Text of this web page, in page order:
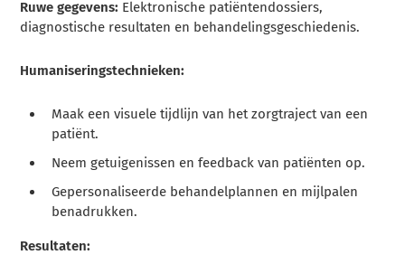
Ruwe gegevens: Elektronische patiëntendossiers,
diagnostische resultaten en behandelingsgeschiedenis.
Humaniseringstechnieken:
Maak een visuele tijdlijn van het zorgtraject van een
patiënt.
Neem getuigenissen en feedback van patiënten op.
Gepersonaliseerde behandelplannen en mijlpalen
benadrukken.
Resultaten: